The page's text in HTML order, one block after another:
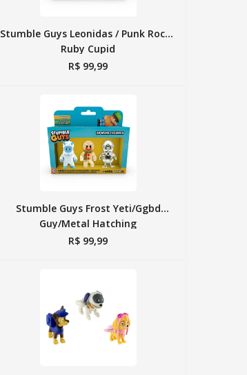
Stumble Guys Leonidas / Punk Rock /
Ruby Cupid
R$ 99,99
Stumble Guys Frost Yeti/Ggbd
Guy/Metal Hatching
R$ 99,99